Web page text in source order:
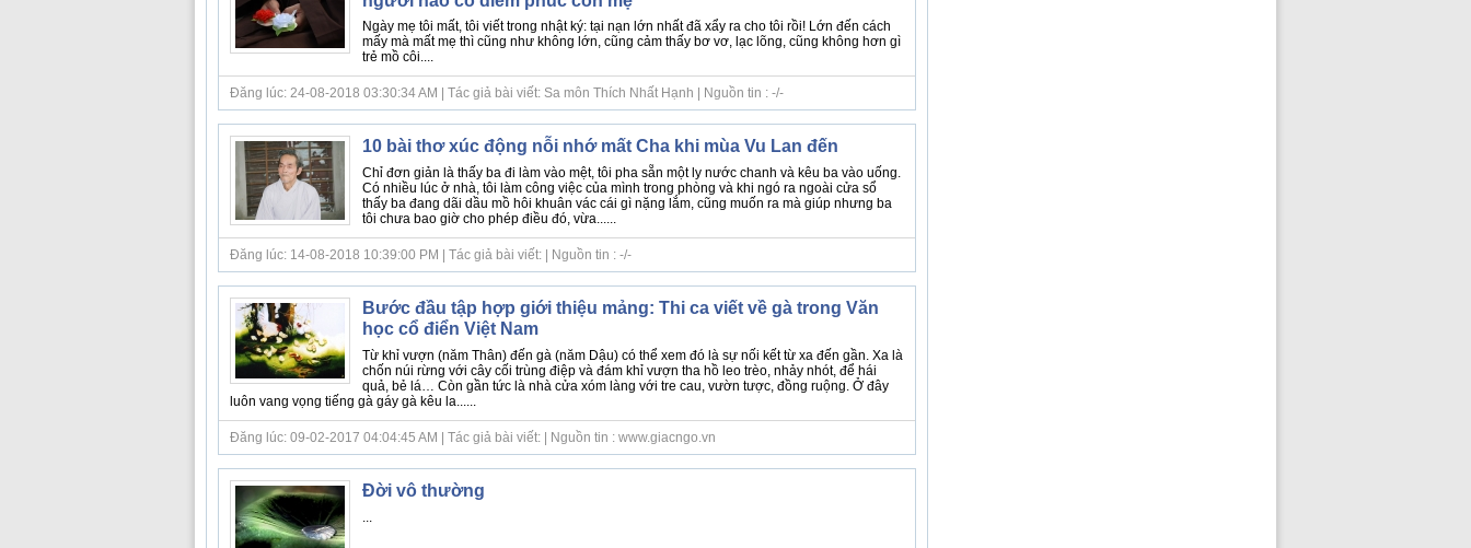
Ngày mẹ tôi mất, tôi viết trong nhật ký: tại nạn lớn nhất đã xẩy ra cho tôi rồi! Lớn đến cách
mấy mà mất mẹ thì cũng như không lớn, cũng cảm thấy bơ vơ, lạc lõng, cũng không hơn gì
trẻ mồ côi....
Đăng lúc: 24-08-2018 03:30:34 AM | Tác giả bài viết: Sa môn Thích Nhất Hạnh | Nguồn tin : -/-
10 bài thơ xúc động nỗi nhớ mất Cha khi mùa Vu Lan đến
Chỉ đơn giản là thấy ba đi làm vào mệt, tôi pha sẵn một ly nước chanh và kêu ba vào uống.
Có nhiều lúc ở nhà, tôi làm công việc của mình trong phòng và khi ngó ra ngoài cửa sổ
thấy ba đang dãi dầu mồ hôi khuân vác cái gì nặng lắm, cũng muốn ra mà giúp nhưng ba
tôi chưa bao giờ cho phép điều đó, vừa......
Đăng lúc: 14-08-2018 10:39:00 PM | Tác giả bài viết: | Nguồn tin : -/-
Bước đầu tập hợp giới thiệu mảng: Thi ca viết về gà trong Văn
học cổ điển Việt Nam
Từ khỉ vượn (năm Thân) đến gà (năm Dậu) có thể xem đó là sự nối kết từ xa đến gần. Xa là
chốn núi rừng với cây cối trùng điệp và đám khỉ vượn tha hồ leo trèo, nhảy nhót, để hái
quả, bẻ lá… Còn gần tức là nhà cửa xóm làng với tre cau, vườn tược, đồng ruộng. Ở đây
luôn vang vọng tiếng gà gáy gà kêu la......
Đăng lúc: 09-02-2017 04:04:45 AM | Tác giả bài viết: | Nguồn tin : www.giacngo.vn
Đời vô thường